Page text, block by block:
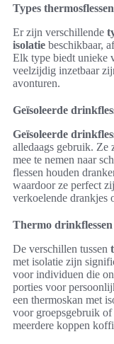
Types
Er zijn verschillende
isolatie beschikbaar,
Elk type biedt unieke
veelzijdig inzetbaar
avonturen.
Geïsoleerde
Geïsoleerde
alledaags gebruik.
mee te nemen naar
flessen houden
waardoor ze perfect
verkoelende drankjes
Thermo
De verschillen tussen
met isolatie zijn
voor individuen die
porties voor
een thermoskan met
voor groepsgebruik
meerdere koppen